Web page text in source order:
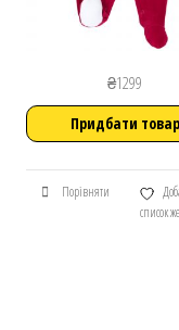
₴1299
Придбати товар
Порівняти
список